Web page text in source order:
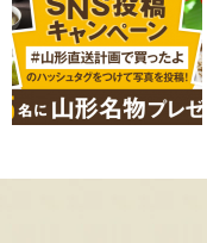
ナ
ビ
ゲ